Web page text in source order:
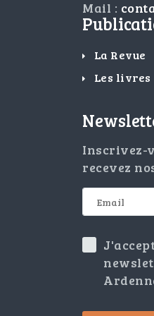
Mail :
La Revue
Les livres
Inscrivez-
recevez